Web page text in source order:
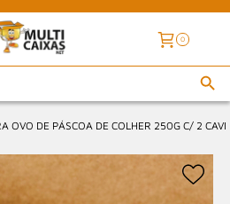
0
OVO DE PÁSCOA DE COLHER 250G C/ 2